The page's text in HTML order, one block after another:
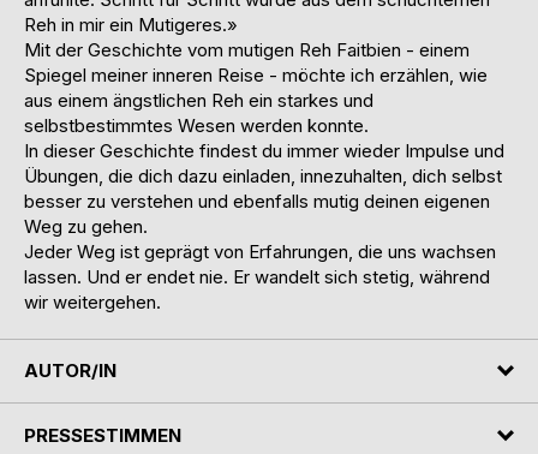
Reh in mir ein Mutigeres.»
Mit der Geschichte vom mutigen Reh Faitbien - einem
Spiegel meiner inneren Reise - möchte ich erzählen, wie
aus einem ängstlichen Reh ein starkes und
selbstbestimmtes Wesen werden konnte.
In dieser Geschichte findest du immer wieder Impulse und
Übungen, die dich dazu einladen, innezuhalten, dich selbst
besser zu verstehen und ebenfalls mutig deinen eigenen
Weg zu gehen.
Jeder Weg ist geprägt von Erfahrungen, die uns wachsen
lassen. Und er endet nie. Er wandelt sich stetig, während
wir weitergehen.
AUTOR/IN
PRESSESTIMMEN